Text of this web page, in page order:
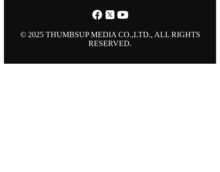
© 2025 THUMBSUP MEDIA CO.,LTD., ALL RIGHTS
RESERVED.